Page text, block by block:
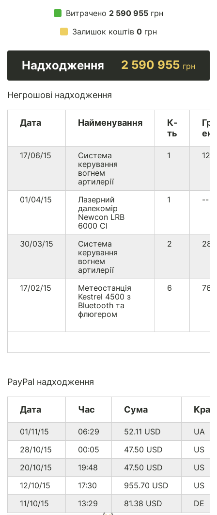
Витрачено 2 590 955 грн
Залишок коштів 0 грн
Надходження 2 590 955 грн
Негрошові надходження
Дата Найменування
К-
ть
17/06/15
Система
керування
вогнем
артилерії
1
01/04/15
Лазерний
далекомір
Newcon LRB
6000 CI
1 --
30/03/15
Система
керування
вогнем
артилерії
2
17/02/15
Метеостанція
Kestrel 4500 з
Bluetooth та
флюгером
6
PayPal надходження
Дата Час Сума
01/11/15 06:29 52.11 USD
UA
28/10/15
00:05 47.50 USD
US
20/10/15
19:48 47.50 USD
US
12/10/15
17:30 955.70 USD
US
11/10/15
13:29 81.38 USD DE